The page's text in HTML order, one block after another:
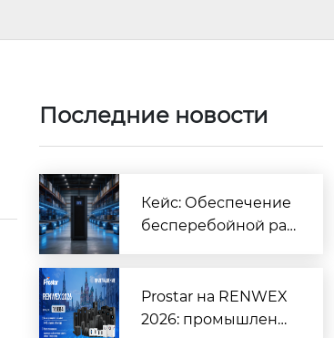
Последние новости
Кейс: Обеспечение
бесперебойной ра
Prostar
Prostar на RENWEX
2026: промышленн